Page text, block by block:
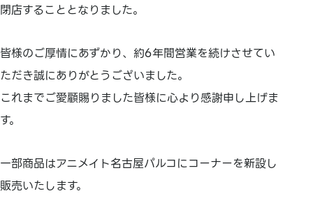
閉店することとなりました。
皆様のご厚情にあずかり、約6年間営業を続けさせてい
ただき誠にありがとうございました。
これまでご愛顧賜りました皆様に心より感謝申し上げま
す。
一部商品はアニメイト名古屋パルコにコーナーを新設し
販売いたします。